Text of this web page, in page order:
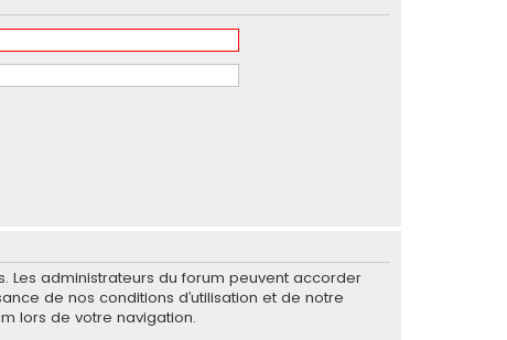
Les administrateurs du forum peuvent accorder
de nos conditions d’utilisation et de notre
lors de votre navigation.